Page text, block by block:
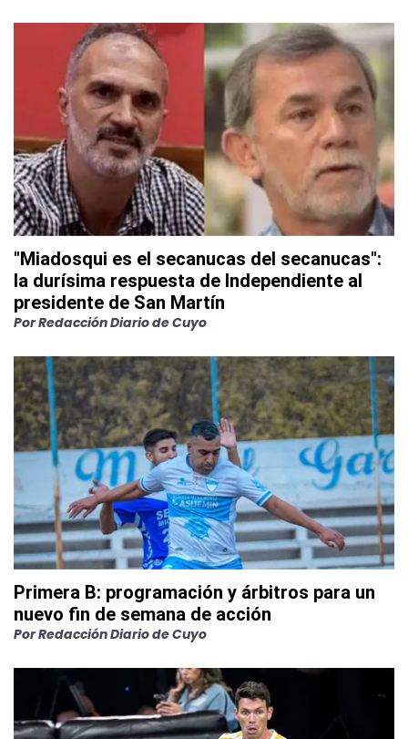
"Miadosqui es el secanucas del secanucas":
la durísima respuesta de Independiente al
presidente de San Martín
PorRedacción Diario de Cuyo
Primera B: programación y árbitros para un
nuevo fin de semana de acción
PorRedacción Diario de Cuyo